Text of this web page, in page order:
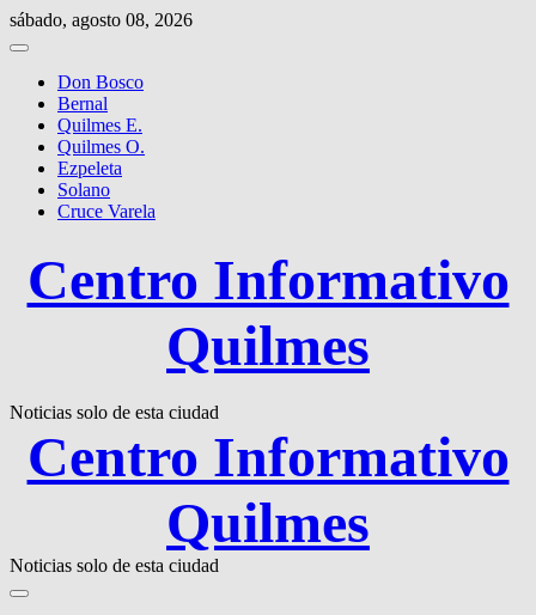
Saltar
al
sábado, agosto 08, 2026
Don Bosco
Bernal
Quilmes E.
Quilmes O.
Ezpeleta
Solano
Cruce Varela
Centro Informativo
Quilmes
Noticias solo de esta ciudad
Centro Informativo
Quilmes
Noticias solo de esta ciudad